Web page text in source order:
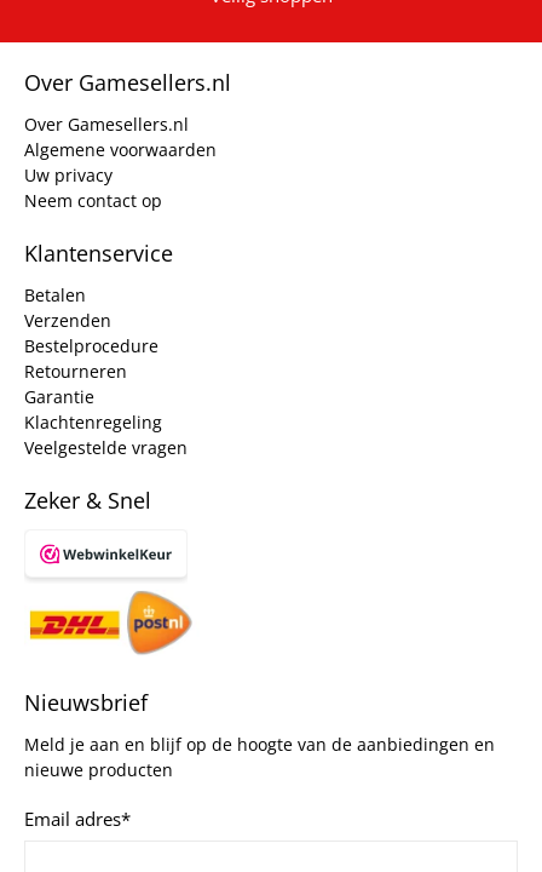
Over Gamesellers.nl
Over Gamesellers.nl
Algemene voorwaarden
Uw privacy
Neem contact op
Klantenservice
Betalen
Verzenden
Bestelprocedure
Retourneren
Garantie
Klachtenregeling
Veelgestelde vragen
Zeker & Snel
Nieuwsbrief
Meld je aan en blijf op de hoogte van de aanbiedingen en
nieuwe producten
Email adres*